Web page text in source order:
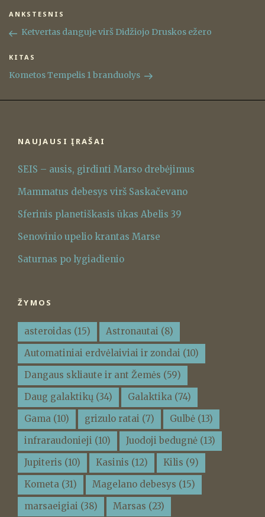
Navigacija
tarp
įrašų
Ankstesnis
įrašas
ANKSTESNIS
Ketvertas danguje virš Didžiojo Druskos ežero
Kitas
įrašas
KITAS
Kometos Tempelis 1 branduolys
NAUJAUSI ĮRAŠAI
SEIS – ausis, girdinti Marso drebėjimus
Mammatus debesys virš Saskačevano
Sferinis planetiškasis ūkas Abelis 39
Senovinio upelio krantas Marse
Saturnas po lygiadienio
ŽYMOS
asteroidas (15) Astronautai (8)
Automatiniai erdvėlaiviai ir zondai (10)
Dangaus skliaute ir ant Žemės (59)
Daug galaktikų (34) Galaktika (74)
Gama (10) grizulo ratai (7) Gulbė (13)
infraraudonieji (10) Juodoji bedugnė (13)
Jupiteris (10) Kasinis (12) Kilis (9)
Kometa (31) Magelano debesys (15)
marsaeigiai (38) Marsas (23)